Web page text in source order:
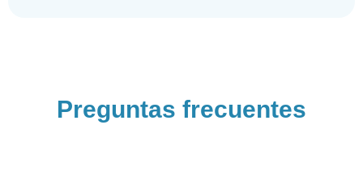
Preguntas frecuentes